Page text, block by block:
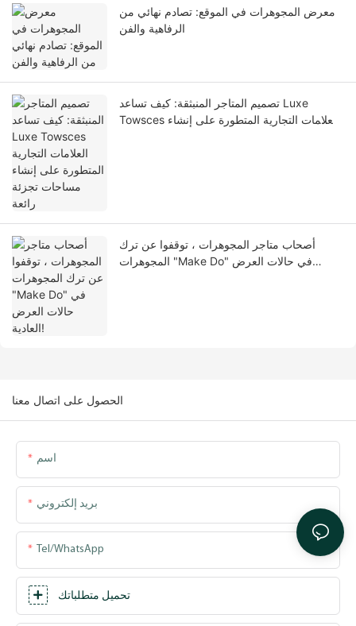
معرض المجوهرات في الموقع: تصادم نهائي من
الرفاهية والفن
تصميم المتاجر المنبثقة: كيف تساعد Luxe
Towsces العلامات التجارية المتطورة على إنشاء
أصحاب متاجر المجوهرات ، توقفوا عن ترك
المجوهرات "Make Do" في حالات العرض
الحصول على اتصال معنا
اسم
بريد إلكتروني
Tel/WhatsApp
تحميل متطلباتك